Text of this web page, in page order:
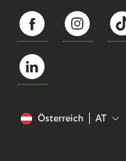
Österreich AT